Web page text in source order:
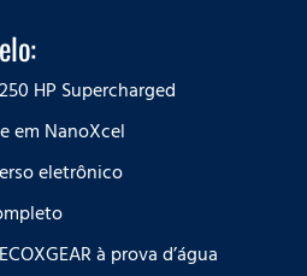
HP Supercharged
em NanoXcel
eletrônico
à prova d’água